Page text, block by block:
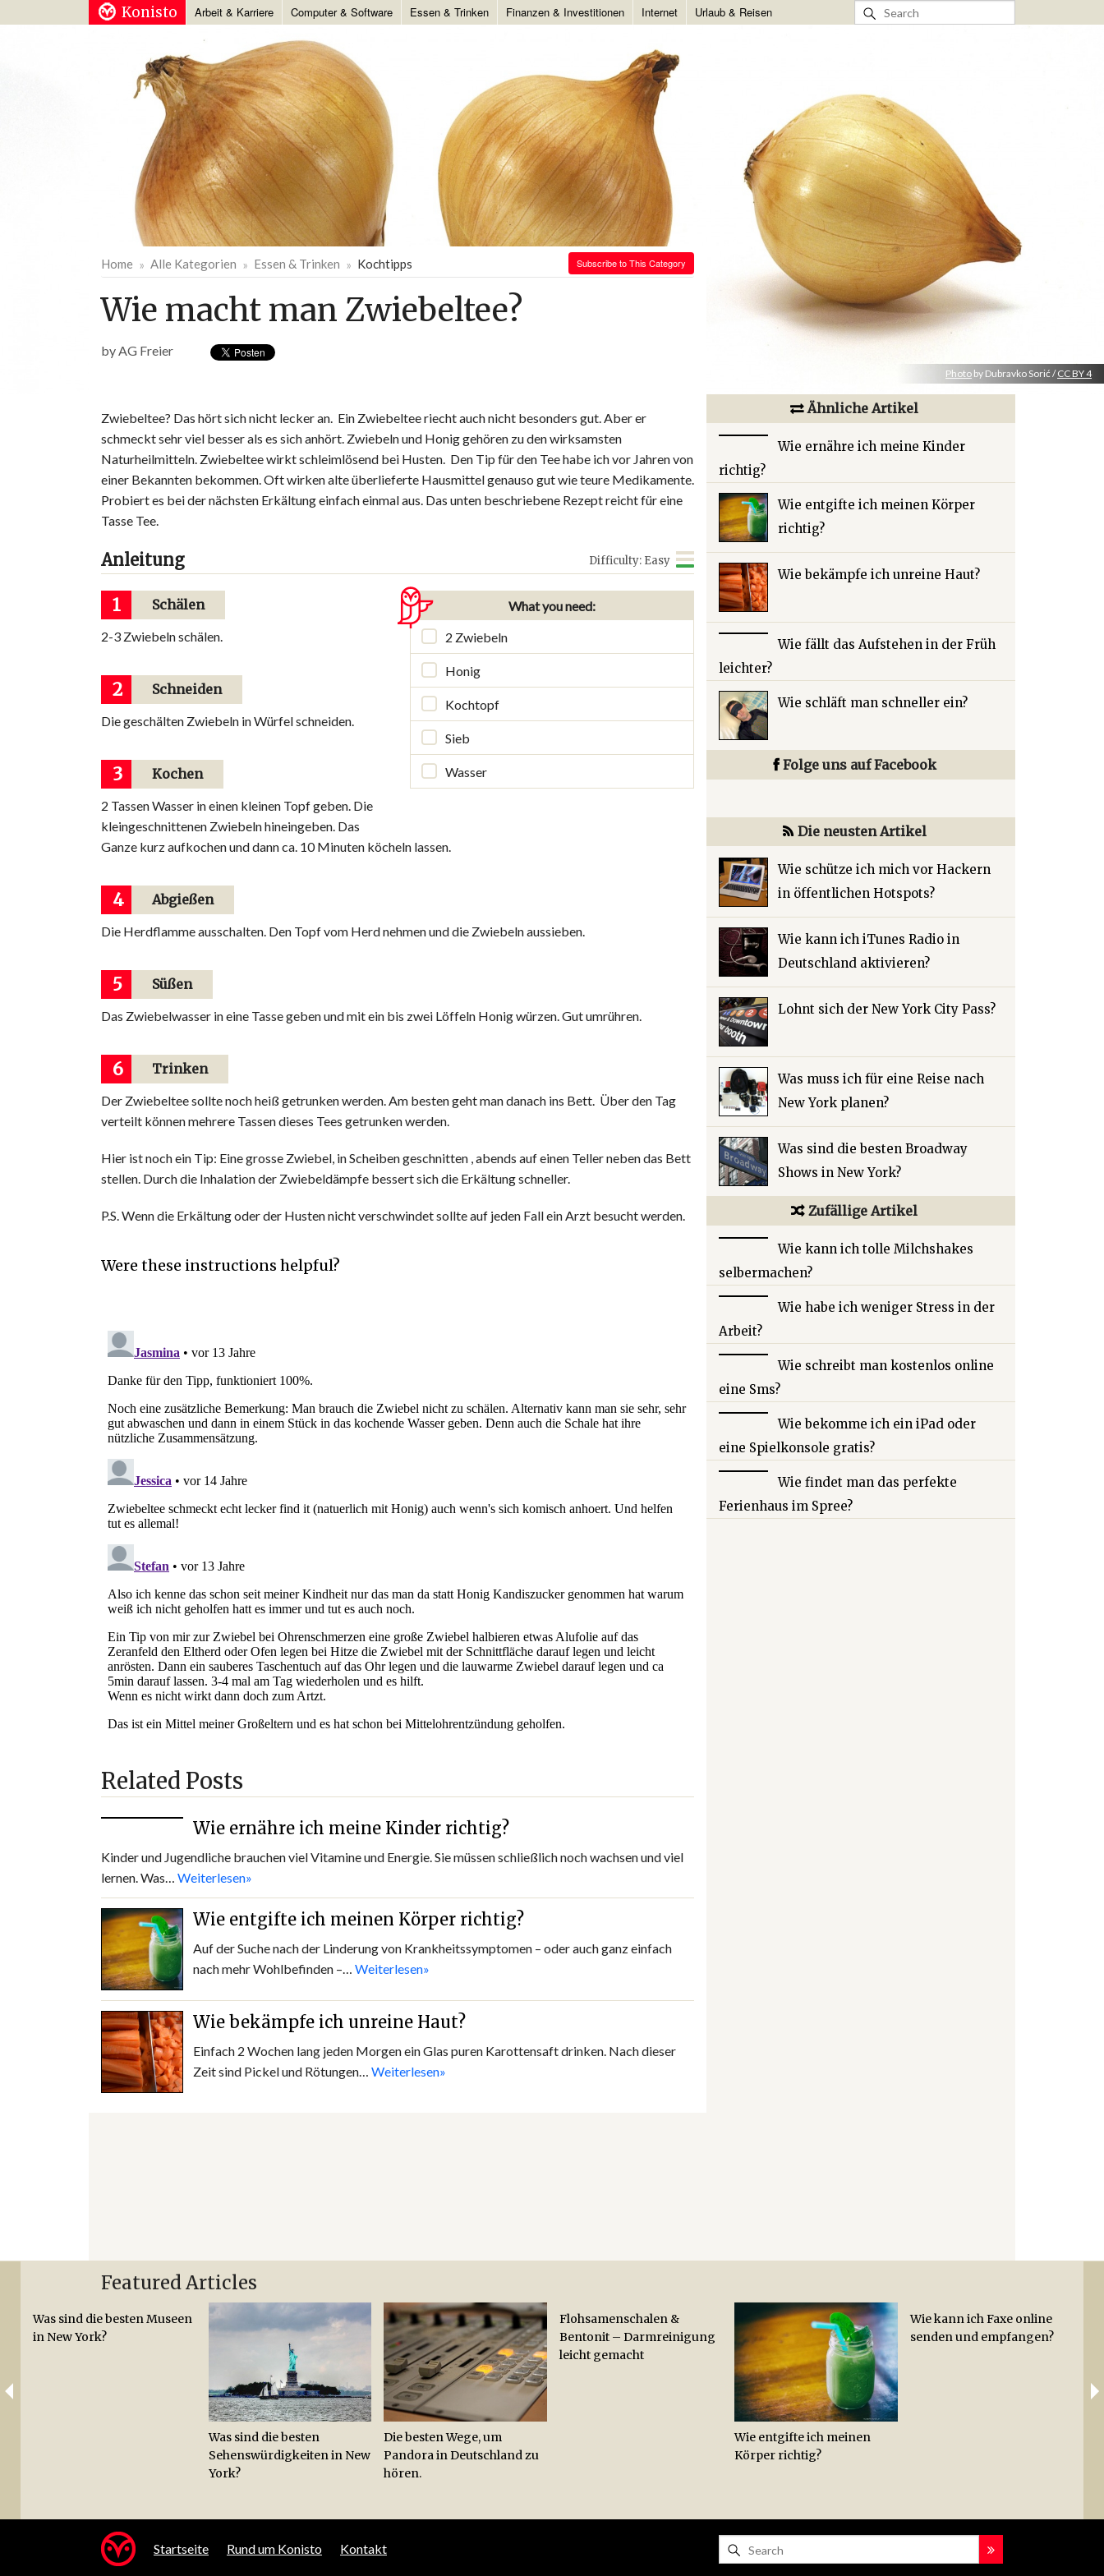
Konisto Arbeit & Karriere Computer & Software Essen & Trinken Finanzen & Investitionen Internet Urlaub & Reisen
Photo by Dubravko Sorić /CC BY 4
Home Alle Kategorien Essen & Trinken Kochtipps Subscribe to This Category
Wie macht man Zwiebeltee?
byAG Freier
Zwiebeltee? Das hört sich nicht lecker an. Ein Zwiebeltee riecht auch nicht besonders gut. Aber er
schmeckt sehr viel besser als es sich anhört. Zwiebeln und Honig gehören zu den wirksamsten
Naturheilmitteln. Zwiebeltee wirkt schleimlösend bei Husten. Den Tip für den Tee habe ich vor Jahren von
einer Bekannten bekommen. Oft wirken alte überlieferte Hausmittel genauso gut wie teure Medikamente.
Probiert es bei der nächsten Erkältung einfach einmal aus. Das unten beschriebene Rezept reicht für eine
Tasse Tee.
Anleitung Difficulty: Easy
What you need:
2 Zwiebeln
Honig
Kochtopf
Sieb
Wasser
1 Schälen
2-3 Zwiebeln schälen.
2 Schneiden
Die geschälten Zwiebeln in Würfel schneiden.
3 Kochen
2 Tassen Wasser in einen kleinen Topf geben. Die
kleingeschnittenen Zwiebeln hineingeben. Das
Ganze kurz aufkochen und dann ca. 10 Minuten köcheln lassen.
4 Abgießen
Die Herdflamme ausschalten. Den Topf vom Herd nehmen und die Zwiebeln aussieben.
5 Süßen
Das Zwiebelwasser in eine Tasse geben und mit ein bis zwei Löffeln Honig würzen. Gut umrühren.
6 Trinken
Der Zwiebeltee sollte noch heiß getrunken werden. Am besten geht man danach ins Bett. Über den Tag
verteilt können mehrere Tassen dieses Tees getrunken werden.
Hier ist noch ein Tip: Eine grosse Zwiebel, in Scheiben geschnitten , abends auf einen Teller neben das Bett
stellen. Durch die Inhalation der Zwiebeldämpfe bessert sich die Erkältung schneller.
P.S. Wenn die Erkältung oder der Husten nicht verschwindet sollte auf jeden Fall ein Arzt besucht werden.
Were these instructions helpful?
Related Posts
Wie ernähre ich meine Kinder richtig?
Kinder und Jugendliche brauchen viel Vitamine und Energie. Sie müssen schließlich noch wachsen und viel
lernen. Was… Weiterlesen»
Wie entgifte ich meinen Körper richtig?
Auf der Suche nach der Linderung von Krankheitssymptomen – oder auch ganz einfach
nach mehr Wohlbefinden –… Weiterlesen»
Wie bekämpfe ich unreine Haut?
Einfach 2 Wochen lang jeden Morgen ein Glas puren Karottensaft drinken. Nach dieser
Zeit sind Pickel und Rötungen… Weiterlesen»
Ähnliche Artikel
Wie ernähre ich meine Kinder
richtig?
Wie entgifte ich meinen Körper
richtig?
Wie bekämpfe ich unreine Haut?
Wie fällt das Aufstehen in der Früh
leichter?
Wie schläft man schneller ein?
Folge uns auf Facebook
Die neusten Artikel
Wie schütze ich mich vor Hackern
in öffentlichen Hotspots?
Wie kann ich iTunes Radio in
Deutschland aktivieren?
Lohnt sich der New York City Pass?
Was muss ich für eine Reise nach
New York planen?
Was sind die besten Broadway
Shows in New York?
Zufällige Artikel
Wie kann ich tolle Milchshakes
selbermachen?
Wie habe ich weniger Stress in der
Arbeit?
Wie schreibt man kostenlos online
eine Sms?
Wie bekomme ich ein iPad oder
eine Spielkonsole gratis?
Wie findet man das perfekte
Ferienhaus im Spree?
Featured Articles
Was sind die besten Museen
in New York?
Was sind die besten
Sehenswürdigkeiten in New
York?
Die besten Wege, um
Pandora in Deutschland zu
hören.
Flohsamenschalen &
Bentonit – Darmreinigung
leicht gemacht
Wie entgifte ich meinen
Körper richtig?
Wie kann ich Faxe online
senden und empfangen?
Startseite Rund um Konisto Kontakt